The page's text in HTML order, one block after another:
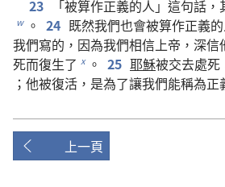
23
「被算作正義的人 」 這句話 ，
w 。 24 既然我們也會被算作正義的
我們寫的 ， 因為我們相信上帝 ， 深信
死而復生了 x 。 25 耶穌被交去處死
； 他被復活 ， 是為了讓我們能稱為正
上一頁